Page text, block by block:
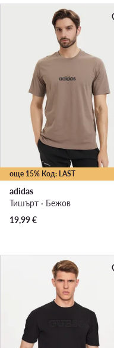
още 15% Код: LAST
adidas
Тишърт · Бежов
19,99€